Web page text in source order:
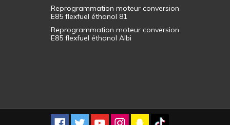
Reprogrammation moteur conversion
E85 flexfuel éthanol 81
Reprogrammation moteur conversion
E85 flexfuel éthanol Albi